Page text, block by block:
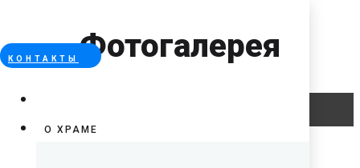
КОНТАКТЫ
О ХРАМЕ
Фотогалерея